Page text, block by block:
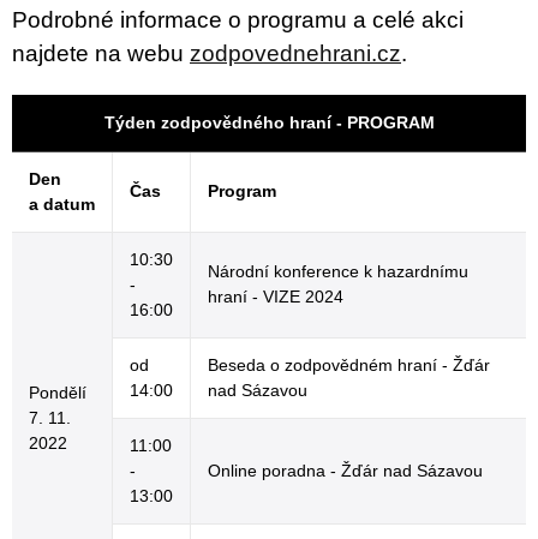
Podrobné informace o programu a celé akci
najdete na webu zodpovednehrani.cz.
Týden zodpovědného hraní - PROGRAM
Den
a datum
Čas Program
Pondělí
7. 11.
2022
10:30
-
16:00
Národní konference k hazardnímu
hraní - VIZE 2024
od
14:00
Beseda o zodpovědném hraní - Žďár
nad Sázavou
11:00
-
13:00
Online poradna - Žďár nad Sázavou